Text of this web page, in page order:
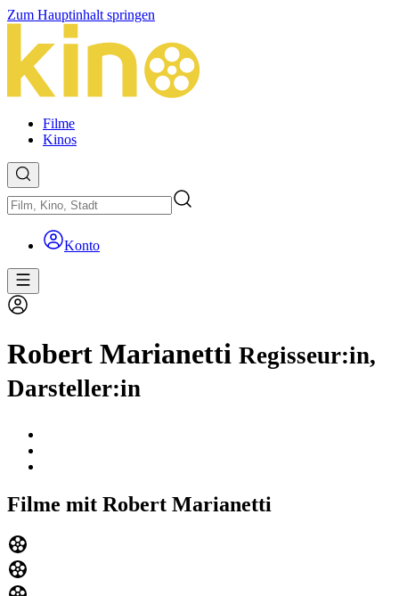
Zum Hauptinhalt springen
Filme
Kinos
Konto
Robert Marianetti Regisseur:in,
Darsteller:in
Filme mit Robert Marianetti